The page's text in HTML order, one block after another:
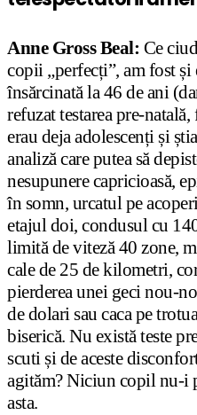
Anne Gross Beal: Ce
copii „perfecți”, am fost
însărcinată la 46 de ani
refuzat testarea pre-
erau deja adolescenți și
analiză care putea să
nesupunere capricioasă,
în somn, urcatul pe
etajul doi, condusul cu
limită de viteză 40 zone,
cale de 25 de kilometri,
pierderea unei geci nou-
de dolari sau caca pe
biserică. Nu există teste
scuti și de aceste
agităm? Niciun copil nu-i
asta.